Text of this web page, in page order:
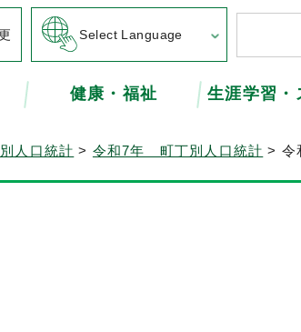
Select Language
健康・福祉 生涯学習・
人口統計 > 令和7年 町丁別人口統計 > 令